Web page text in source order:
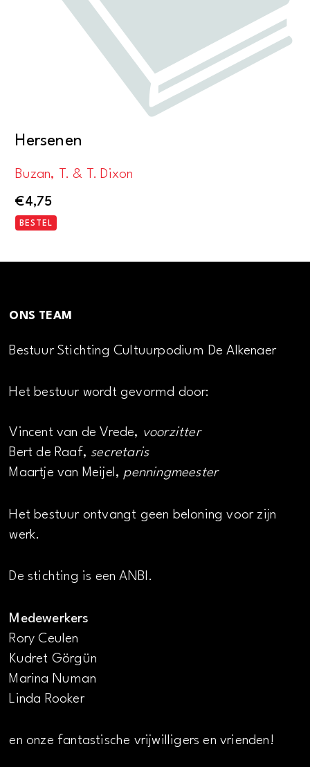
Hersenen
Buzan, T. & T. Dixon
€4,75
BESTEL
ONS TEAM
Bestuur Stichting Cultuurpodium De Alkenaer
Het bestuur wordt gevormd door:
Vincent van de Vrede, voorzitter
Bert de Raaf, secretaris
Maartje van Meijel, penningmeester
Het bestuur ontvangt geen beloning voor zijn
werk.
De stichting is een ANBI.
Medewerkers
Rory Ceulen
Kudret Görgün
Marina Numan
Linda Rooker
en onze fantastische vrijwilligers en vrienden!